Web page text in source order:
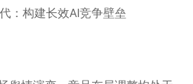
：构建长效AI竞争壁垒